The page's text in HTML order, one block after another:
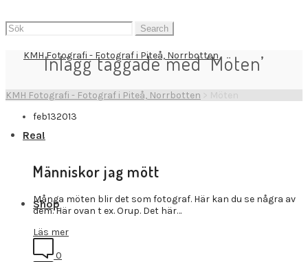
Rea!
Shop
Search
for:
Inlägg taggade med ‘Möten’
KMH Fotografi - Fotograf i Piteå, Norrbotten > Möten
feb132013
Människor jag mött
Många möten blir det som fotograf. Här kan du se några av
dem. Här ovan t ex. Orup. Det här…
Läs mer
0